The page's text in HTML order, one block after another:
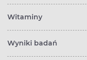
Witaminy
Wyniki badań